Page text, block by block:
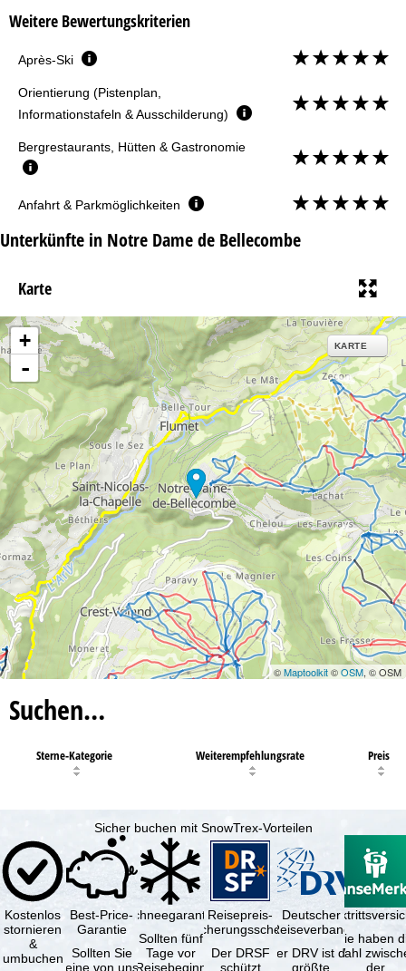
Weitere Bewertungskriterien
Après-Ski
Orientierung (Pistenplan,
Informationstafeln & Ausschilderung)
Bergrestaurants, Hütten & Gastronomie
Anfahrt & Parkmöglichkeiten
Unterkünfte in Notre Dame de Bellecombe
Karte
+
-
KARTE
©Maptoolkit©OSM, © OSM
Suchen…
Sterne-Kategorie Weiterempfehlungsrate Preis
Sicher buchen mit SnowTrex-Vorteilen
Kostenlos
stornieren
&
umbuchen
Best-Price-
Garantie
Sollten Sie
eine von uns
Schneegarantie
Sollten fünf
Tage vor
Reisebeginn
Reisepreis-
Sicherungsschein
Der DRSF
schützt
Deutscher
Reiseverband
Der DRV ist die
größte
Sie haben
Wahl
der